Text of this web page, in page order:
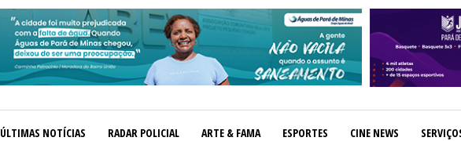
ÚLTIMAS NOTÍCIAS RADAR POLICIAL ARTE & FAMA ESPORTES CINE NEWS